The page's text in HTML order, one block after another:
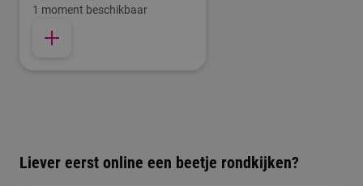
1 moment beschikbaar
Liever eerst online een beetje rondkijken?